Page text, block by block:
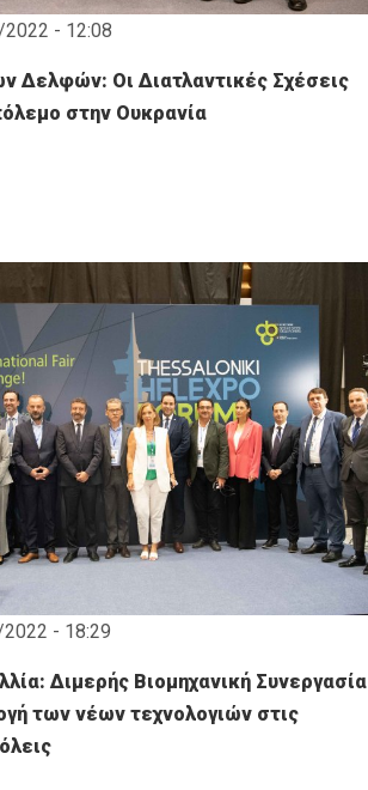
- 12:08
Δελφών: Οι Διατλαντικές Σχέσεις
στην Ουκρανία
- 18:29
Διμερής Βιομηχανική Συνεργασία
των νέων τεχνολογιών στις